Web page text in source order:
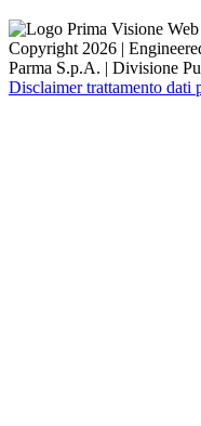
Copyright 2026 |
Parma S.p.A. | Divisione
Disclaimer trattamento dati